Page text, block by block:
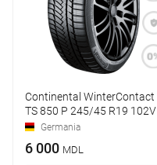
Continental WinterContact
TS 850 P 245/45 R19 102V
Germania
6 000 MDL